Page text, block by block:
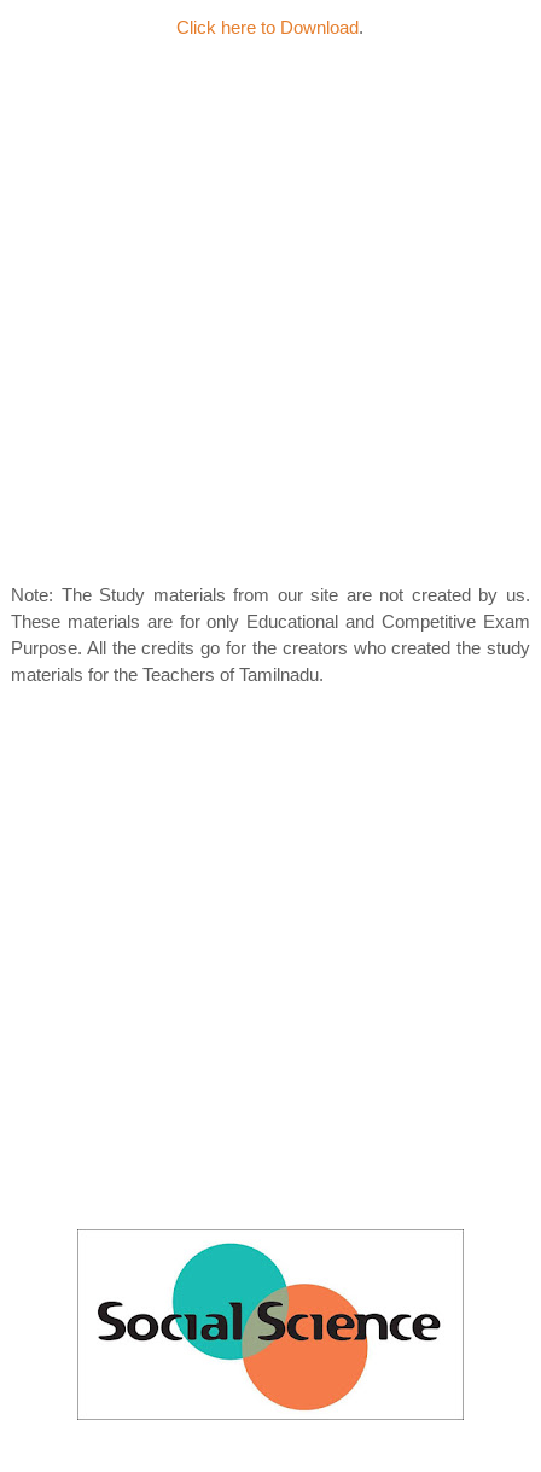
Click here to Download.
Note: The Study materials from our site are not created by us.
These materials are for only Educational and Competitive Exam
Purpose. All the credits go for the creators who created the study
materials for the Teachers of Tamilnadu.